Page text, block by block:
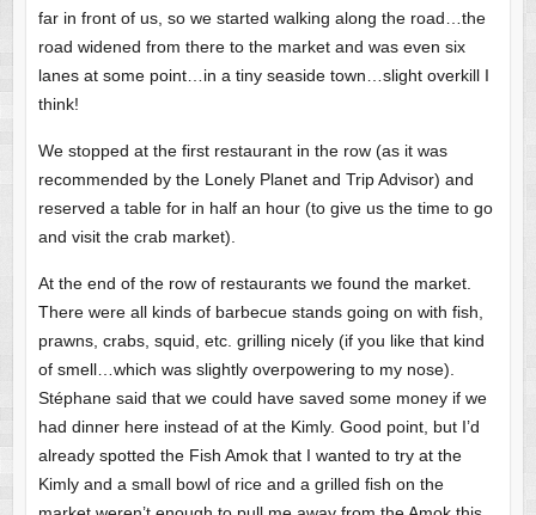
far in front of us, so we started walking along the road…the
road widened from there to the market and was even six
lanes at some point…in a tiny seaside town…slight overkill I
think!
We stopped at the first restaurant in the row (as it was
recommended by the Lonely Planet and Trip Advisor) and
reserved a table for in half an hour (to give us the time to go
and visit the crab market).
At the end of the row of restaurants we found the market.
There were all kinds of barbecue stands going on with fish,
prawns, crabs, squid, etc. grilling nicely (if you like that kind
of smell…which was slightly overpowering to my nose).
Stéphane said that we could have saved some money if we
had dinner here instead of at the Kimly. Good point, but I’d
already spotted the Fish Amok that I wanted to try at the
Kimly and a small bowl of rice and a grilled fish on the